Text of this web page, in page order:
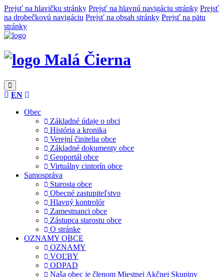
Prejsť na hlavičku stránky Prejsť na hlavnú navigáciu stránky Prejsť
na drobečkovú navigáciu Prejsť na obsah stránky Prejsť na pätu
stránky
Malá Čierna
EN
Obec
Základné údaje o obci
História a kronika
Verejní činitelia obce
Základné dokumenty obce
Geoportál obce
Virtuálny cintorín obce
Samospráva
Starosta obce
Obecné zastupiteľstvo
Hlavný kontrolór
Zamestnanci obce
Zástupca starostu obce
O stránke
OZNAMY OBCE
OZNAMY
VOĽBY
ODPAD
Naša obec je členom Miestnej Akčnej Skupiny